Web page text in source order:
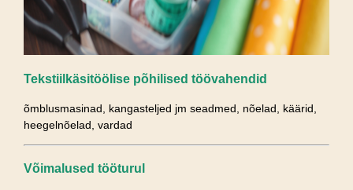
Tekstiilkäsitöölise põhilised töövahendid
õmblusmasinad, kangasteljed jm seadmed, nõelad, käärid,
heegelnõelad, vardad
Võimalused tööturul